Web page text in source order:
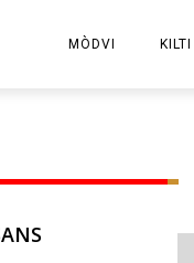
MÒDVI KILTI